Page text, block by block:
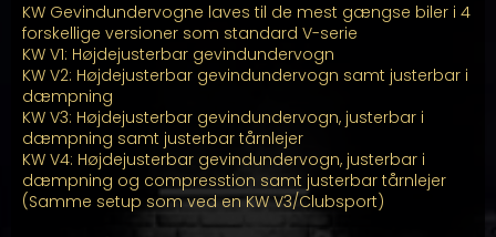
KW Gevindundervogne laves til de mest gængse biler i 4
forskellige versioner som standard V-serie
KW V1: Højdejusterbar gevindundervogn
KW V2: Højdejusterbar gevindundervogn samt justerbar i
dæmpning
KW V3: Højdejusterbar gevindundervogn, justerbar i
dæmpning samt justerbar tårnlejer
KW V4: Højdejusterbar gevindundervogn, justerbar i
dæmpning og compresstion samt justerbar tårnlejer
(Samme setup som ved en KW V3/Clubsport)